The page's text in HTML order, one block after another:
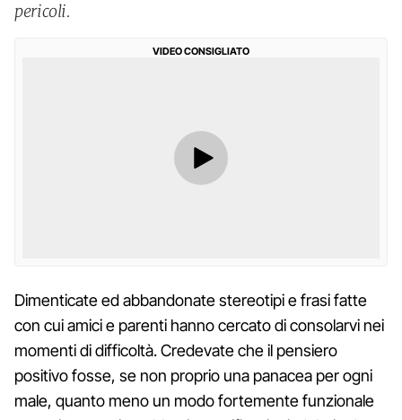
pericoli.
VIDEO CONSIGLIATO
Dimenticate ed abbandonate stereotipi e frasi fatte
con cui amici e parenti hanno cercato di consolarvi nei
momenti di difficoltà. Credevate che il pensiero
positivo fosse, se non proprio una panacea per ogni
male, quanto meno un modo fortemente funzionale